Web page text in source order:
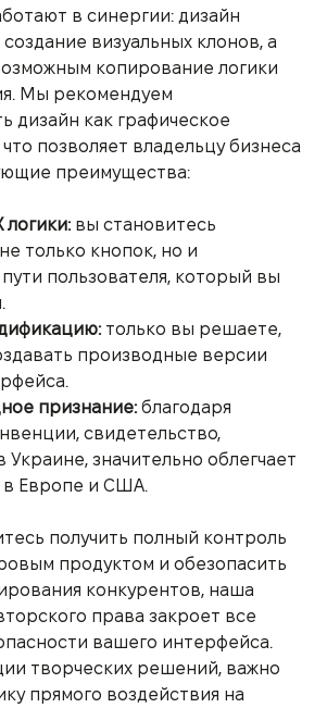
в синергии: дизайн
визуальных клонов, а
копирование логики
Мы рекомендуем
дизайн как графическое
позволяет владельцу бизнеса
преимущества:
логики:вы становитесь
только кнопок, но и
пользователя, который вы
только вы решаете,
производные версии
признание:благодаря
свидетельство,
Украине, значительно облегчает
в Европе и США.
получить полный контроль
продуктом и обезопасить
конкурентов, наша
права закроет все
вашего интерфейса.
творческих решений, важно
прямого воздействия на